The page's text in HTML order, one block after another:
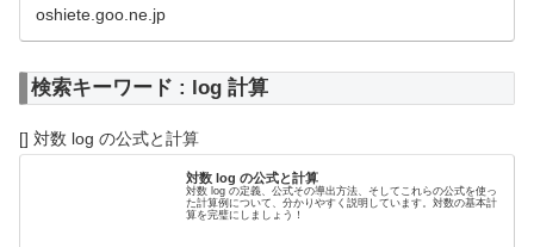
oshiete.goo.ne.jp
検索キーワード : log 計算
[] 対数 log の公式と計算
対数 log の公式と計算
対数 log の定義、公式その導出方法、そしてこれらの公式を使っ
た計算例について、分かりやすく説明しています。対数の基本計
算を完璧にしましょう！